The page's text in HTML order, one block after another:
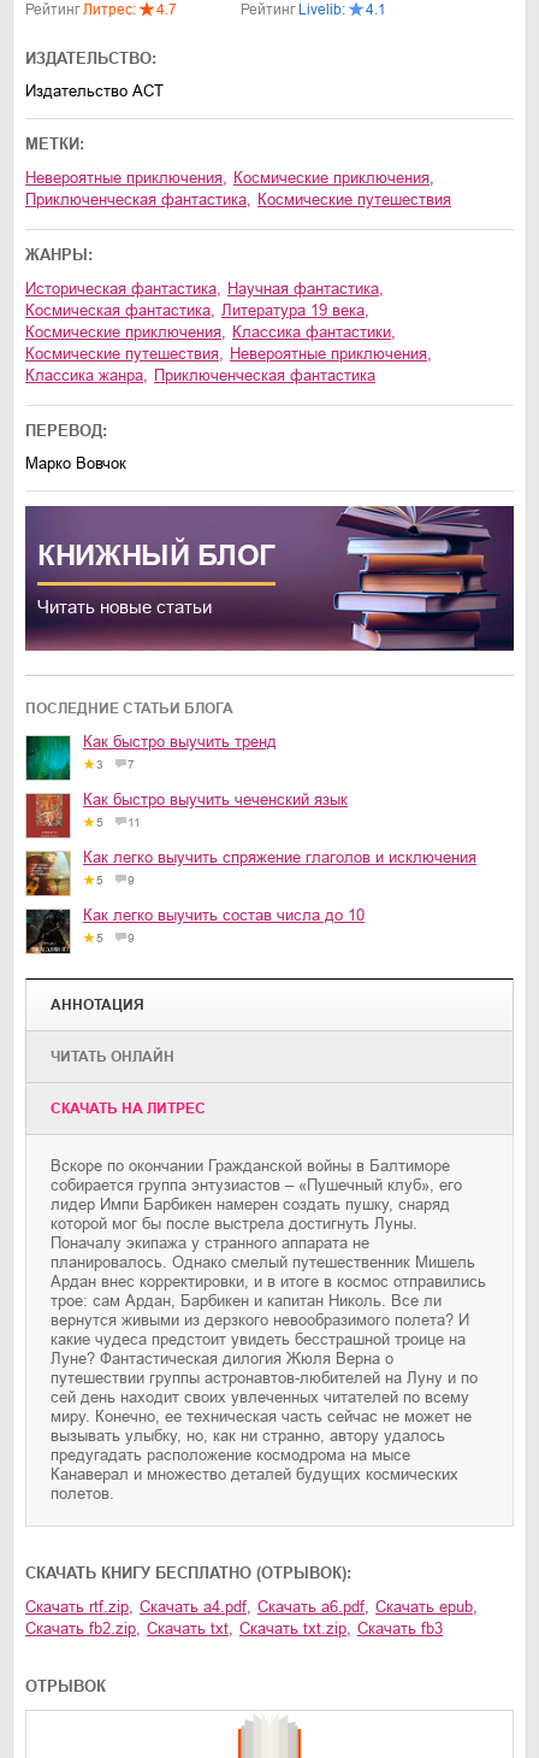
РейтингЛитрес: 4.7 РейтингLivelib: 4.1
ИЗДАТЕЛЬСТВО:
Издательство АСТ
МЕТКИ:
невероятные приключения
космические приключения
приключенческая фантастика
космические путешествия
ЖАНРЫ:
историческая фантастика
научная фантастика
космическая фантастика
литература 19 века
космические приключения
классика фантастики
космические путешествия
невероятные приключения
классика жанра
приключенческая фантастика
ПЕРЕВОД:
Марко Вовчок
КНИЖНЫЙ БЛОГ
Читать новые статьи
ПОСЛЕДНИЕ СТАТЬИ БЛОГА
Как быстро выучить тренд
3 7
Как быстро выучить чеченский язык
5 11
Как легко выучить спряжение глаголов и исключения
5 9
Как легко выучить состав числа до 10
5 9
АННОТАЦИЯ
ЧИТАТЬ ОНЛАЙН
CКАЧАТЬ НА ЛИТРЕС
Вскоре по окончании Гражданской войны в Балтиморе
собирается группа энтузиастов – «Пушечный клуб», его
лидер Импи Барбикен намерен создать пушку, снаряд
которой мог бы после выстрела достигнуть Луны.
Поначалу экипажа у странного аппарата не
планировалось. Однако смелый путешественник Мишель
Ардан внес корректировки, и в итоге в космос отправились
трое: сам Ардан, Барбикен и капитан Николь. Все ли
вернутся живыми из дерзкого невообразимого полета? И
какие чудеса предстоит увидеть бесстрашной троице на
Луне? Фантастическая дилогия Жюля Верна о
путешествии группы астронавтов-любителей на Луну и по
сей день находит своих увлеченных читателей по всему
миру. Конечно, ее техническая часть сейчас не может не
вызывать улыбку, но, как ни странно, автору удалось
предугадать расположение космодрома на мысе
Канаверал и множество деталей будущих космических
полетов.
CКАЧАТЬ КНИГУ БЕСПЛАТНО (ОТРЫВОК):
Скачать rtf.zip Скачать a4.pdf Скачать a6.pdf Скачать epub
Скачать fb2.zip Скачать txt Скачать txt.zip Скачать fb3
ОТРЫВОК